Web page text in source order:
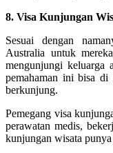
8. Visa Kunjungan
Sesuai dengan
Australia untuk
mengunjungi keluarga
pemahaman ini bisa
berkunjung.
Pemegang visa
perawatan medis,
kunjungan wisata